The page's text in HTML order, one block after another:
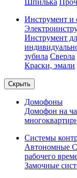
Шпилька
Инструмент и
Инструмент
зубила Сверла
Краски, эмали
Скрыть
Домофоны
Домофон на
Системы
Автономные
рабочего
Замочные